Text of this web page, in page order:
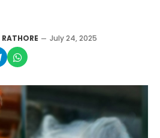
July 24, 2025